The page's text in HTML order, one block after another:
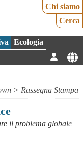
Chi siamo
Cerca
Ecologia
> Rassegna Stampa
il problema globale